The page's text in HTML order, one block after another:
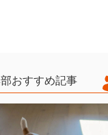
おすすめ記事